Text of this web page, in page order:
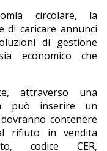
circolare, la
di caricare annunci
di gestione
economico che
attraverso una
può inserire un
contenere
rifiuto in vendita
codice CER,